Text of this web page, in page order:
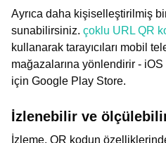
Ayrıca daha kişiselleştirilmiş
sunabilirsiniz. çoklu URL QR
kullanarak tarayıcıları mobil
mağazalarına yönlendirir -
için Google Play Store.
İzlenebilir ve
İzleme, QR kodun